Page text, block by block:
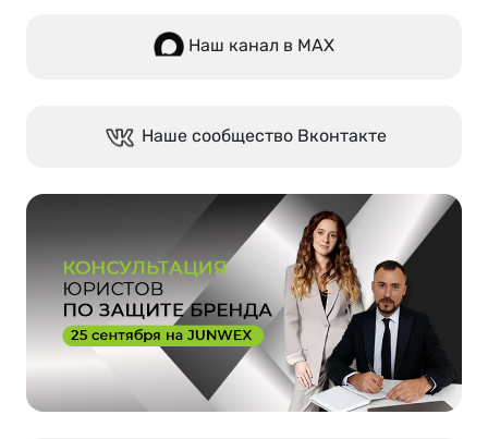
Наш канал в МАХ
Наше сообщество Вконтакте